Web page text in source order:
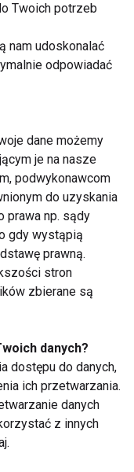
korzyści,
stymulacja
wchłanialności
na zadbanie
na relaks i
MASAŻ
Twoich potrzeb
nam udoskonalać
odpowiadać
dane możemy
je na nasze
podwykonawcom
do uzyskania
prawa np. sądy
gdy wystąpią
prawną.
stron
zbierane są
danych?
dostępu do danych,
ich przetwarzania.
danych
z innych